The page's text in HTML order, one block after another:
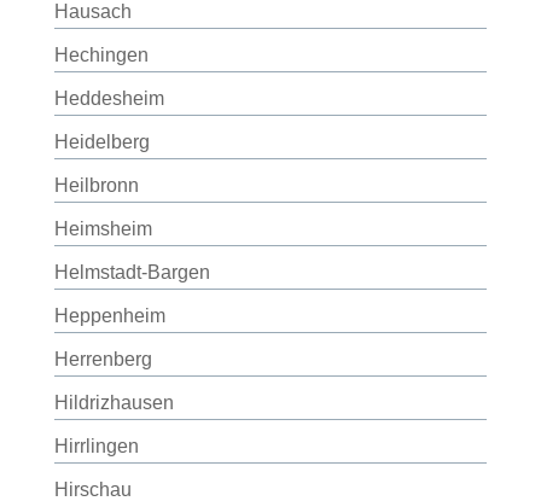
Hausach
Hechingen
Heddesheim
Heidelberg
Heilbronn
Heimsheim
Helmstadt-Bargen
Heppenheim
Herrenberg
Hildrizhausen
Hirrlingen
Hirschau